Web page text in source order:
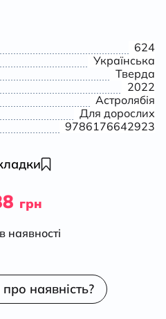
624
Українська
Тверда
2022
Астролябія
Для дорослих
9786176642923
грн
наявності
наявність?